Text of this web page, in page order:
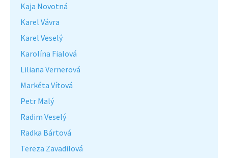
Kaja Novotná
Karel Vávra
Karel Veselý
Karolína Fialová
Liliana Vernerová
Markéta Vítová
Petr Malý
Radim Veselý
Radka Bártová
Tereza Zavadilová